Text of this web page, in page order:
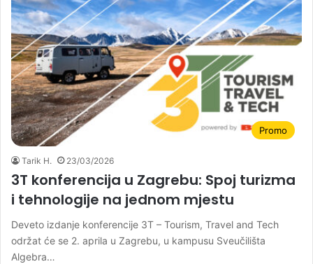
Promo
Tarik H. 23/03/2026
3T konferencija u Zagrebu: Spoj turizma
i tehnologije na jednom mjestu
Deveto izdanje konferencije 3T – Tourism, Travel and Tech
održat će se 2. aprila u Zagrebu, u kampusu Sveučilišta
Algebra…